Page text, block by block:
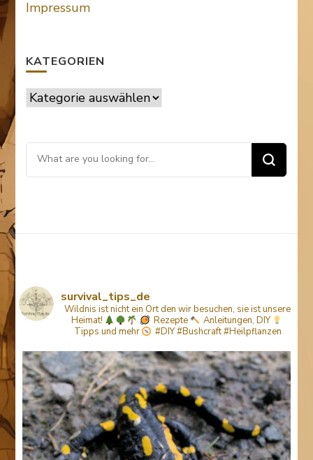
Impressum
KATEGORIEN
Kategorien
Looking
for
survival_tips_de
Wildnis ist nicht ein Ort den wir besuchen, sie ist unsere
Heimat!
Rezepte
Anleitungen, DIY
Tipps und mehr #DIY #Bushcraft #Heilpflanzen